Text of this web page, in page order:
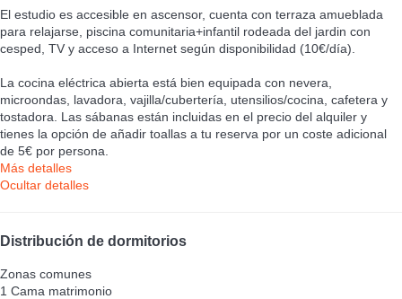
El estudio es accesible en ascensor, cuenta con terraza amueblada
para relajarse, piscina comunitaria+infantil rodeada del jardin con
cesped, TV y acceso a Internet según disponibilidad (10€/día).
La cocina eléctrica abierta está bien equipada con nevera,
microondas, lavadora, vajilla/cubertería, utensilios/cocina, cafetera y
tostadora. Las sábanas están incluidas en el precio del alquiler y
tienes la opción de añadir toallas a tu reserva por un coste adicional
de 5€ por persona.
Más detalles
Ocultar detalles
Distribución de dormitorios
Zonas comunes
1 Cama matrimonio